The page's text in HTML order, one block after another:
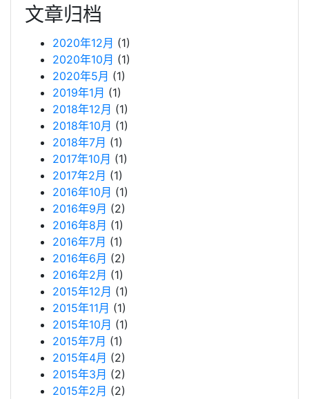
文章归档
2020年12月 (1)
2020年10月 (1)
2020年5月 (1)
2019年1月 (1)
2018年12月 (1)
2018年10月 (1)
2018年7月 (1)
2017年10月 (1)
2017年2月 (1)
2016年10月 (1)
2016年9月 (2)
2016年8月 (1)
2016年7月 (1)
2016年6月 (2)
2016年2月 (1)
2015年12月 (1)
2015年11月 (1)
2015年10月 (1)
2015年7月 (1)
2015年4月 (2)
2015年3月 (2)
2015年2月 (2)